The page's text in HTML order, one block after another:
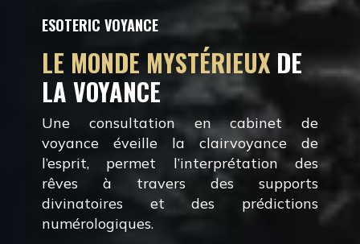
ESOTERIC VOYANCE
LE MONDE MYSTÉRIEUX DE
LA VOYANCE
Une consultation en cabinet de
voyance éveille la clairvoyance de
l’esprit, permet l’interprétation des
rêves à travers des supports
divinatoires et des prédictions
numérologiques.